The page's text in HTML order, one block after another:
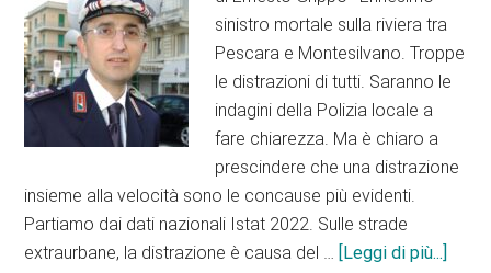
sinistro mortale sulla riviera tra
Pescara e Montesilvano. Troppe
le distrazioni di tutti. Saranno le
indagini della Polizia locale a
fare chiarezza. Ma è chiaro a
prescindere che una distrazione
insieme alla velocità sono le concause più evidenti.
Partiamo dai dati nazionali Istat 2022. Sulle strade
extraurbane, la distrazione è causa del … [Leggi di più...]